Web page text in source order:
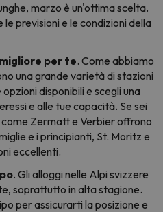
marzo è un'ottima scelta.
previsioni e le condizioni della
per te. Come abbiamo
una grande varietà di stazioni
disponibili e scegli una
e alle tue capacità. Se sei
Zermatt e Verbier offrono
e i principianti, St. Moritz e
eccellenti.
. Gli alloggi nelle Alpi svizzere
soprattutto in alta stagione.
per assicurarti la posizione e